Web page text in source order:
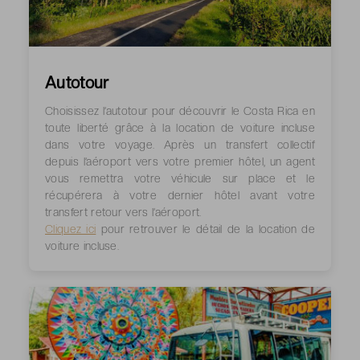
Autotour
Choisissez l’autotour pour découvrir le Costa Rica en
toute liberté grâce à la location de voiture incluse
dans votre voyage. Après un transfert collectif
depuis l’aéroport vers votre premier hôtel, un agent
vous remettra votre véhicule sur place et le
récupérera à votre dernier hôtel avant votre
transfert retour vers l’aéroport.
Cliquez ici pour retrouver le détail de la location de
voiture incluse.